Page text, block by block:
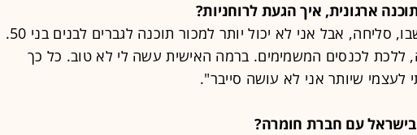
ארגונית, איך הגעת לרוחניות?
"הגעתי לשלב שבו, סליחה, אבל אני לא יכול יותר למכור תוכנה לגברים לבנים בני 50.
ללכת לכנסים המשמימים. ברמה האישית עשה לי לא טוב. כל כך
לעצמי שיותר אני לא עושה סייבר".
עם חברת חומרה?